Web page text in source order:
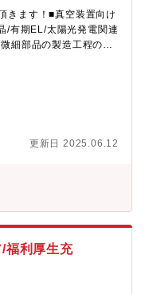
きます！■真空装置向け
/有期EL/太陽光発電関連
細部品の製造工程の自
年からは医療機器に参
広い製品の機械領域の
究や産業に利用されて
関わる同社は国内外か
更新日 2025.06.12
/福利厚生充